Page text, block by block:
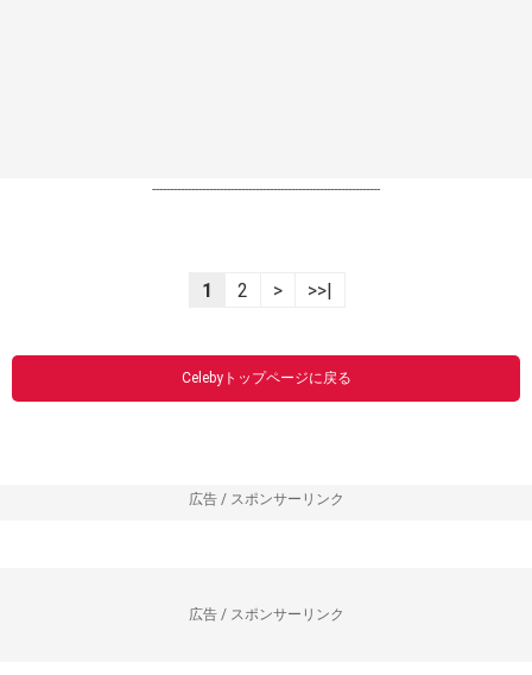
----------------------------------------------------------------
1 2 > >>|
Celebyトップページに戻る
広告 / スポンサーリンク
広告 / スポンサーリンク